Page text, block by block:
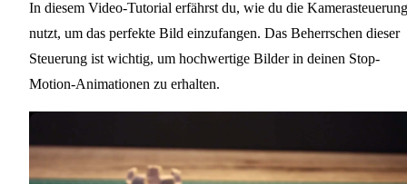
In diesem Video-Tutorial erfährst du, wie du die Kamerasteuerung
nutzt, um das perfekte Bild einzufangen. Das Beherrschen dieser
Steuerung ist wichtig, um hochwertige Bilder in deinen Stop-
Motion-Animationen zu erhalten.